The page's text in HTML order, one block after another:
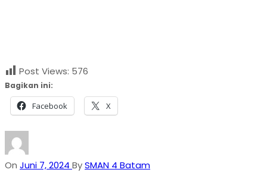
Post Views: 576
Bagikan ini:
Facebook X
On Juni 7, 2024 BySMAN 4 Batam